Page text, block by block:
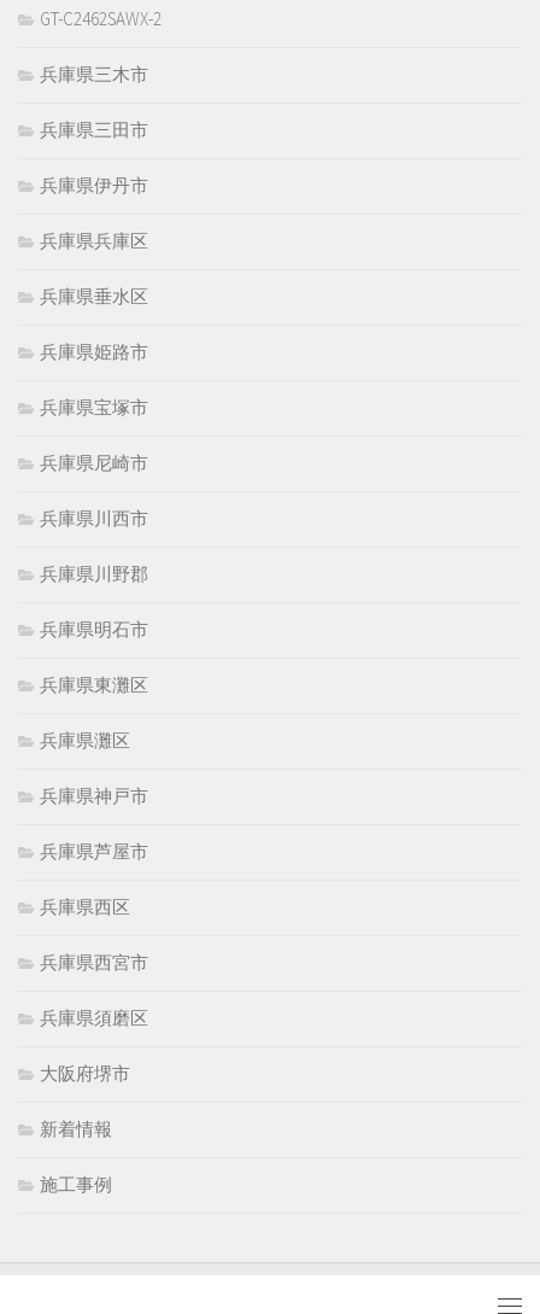
GT-C2462SAWX-2
兵庫県三木市
兵庫県三田市
兵庫県伊丹市
兵庫県兵庫区
兵庫県垂水区
兵庫県姫路市
兵庫県宝塚市
兵庫県尼崎市
兵庫県川西市
兵庫県川野郡
兵庫県明石市
兵庫県東灘区
兵庫県灘区
兵庫県神戸市
兵庫県芦屋市
兵庫県西区
兵庫県西宮市
兵庫県須磨区
大阪府堺市
新着情報
施工事例